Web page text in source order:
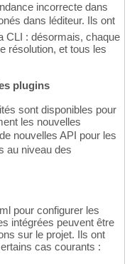
incorrecte dans
dans léditeur. Ils ont
CLI : désormais, chaque
résolution, et tous les
plugins
sont disponibles pour
les nouvelles
nouvelles API pour les
au niveau des
pour configurer les
intégrées peuvent être
sur le projet. Ils ont
cas courants :